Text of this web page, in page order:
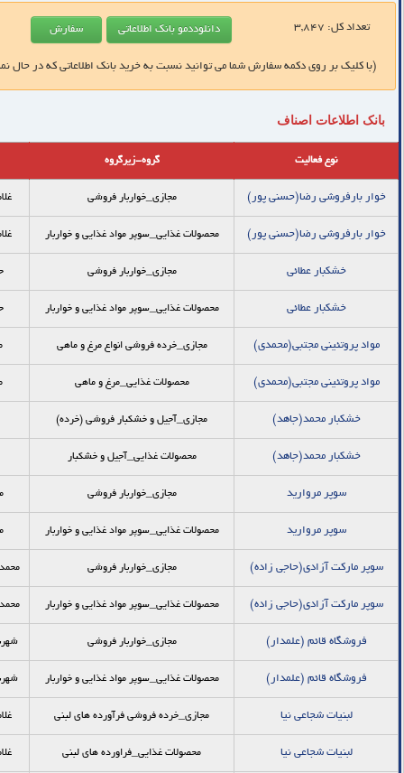
تعداد کل: 3,847
(با کلیک بر روی دکمه سفارش شما می توانید نسبت به خرید بانک اطلاعاتی که در حال
بانک اطلاعات اصناف
نوع فعالیت گروه-زیرگروه
خوار بارفروشی رضا(حسنی پور) مجازی_خواربار فروشي
خوار بارفروشی رضا(حسنی پور) محصولات غذایی_سوپر مواد غذایی و خواربار
خشکبار عطائی مجازی_خواربار فروشي
خشکبار عطائی محصولات غذایی_سوپر مواد غذایی و خواربار
مواد پروتئینی مجتبی(محمدی) مجازی_خرده فروشي انواع مرغ و ماهي
مواد پروتئینی مجتبی(محمدی) محصولات غذایی_مرغ و ماهی
خشکبار محمد(جاهد) مجازی_آجیل و خشکبار فروشی (خرده)
خشکبار محمد(جاهد) محصولات غذایی_آجیل و خشکبار
سوپر مروارید مجازی_خواربار فروشي
سوپر مروارید محصولات غذایی_سوپر مواد غذایی و خواربار
سوپر مارکت آزادی(حاجی زاده) مجازی_خواربار فروشي
سوپر مارکت آزادی(حاجی زاده) محصولات غذایی_سوپر مواد غذایی و خواربار
فروشگاه قائم (علمدار) مجازی_خواربار فروشي
فروشگاه قائم (علمدار) محصولات غذایی_سوپر مواد غذایی و خواربار
لبنیات شجاعی نیا مجازی_خرده فروشي فرآورده هاي لبني
لبنیات شجاعی نیا محصولات غذایی_فراورده های لبنی